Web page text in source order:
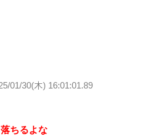
01/30(木) 16:01:01.89
ちるよな